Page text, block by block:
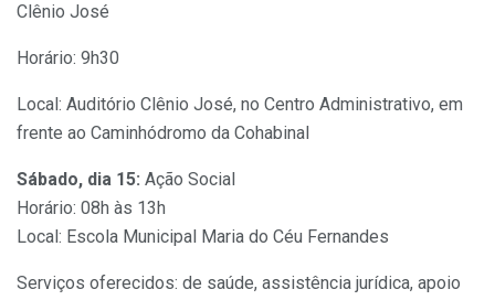
Clênio José
Horário: 9h30
Local: Auditório Clênio José, no Centro Administrativo, em
frente ao Caminhódromo da Cohabinal
Sábado, dia 15: Ação Social
Horário: 08h às 13h
Local: Escola Municipal Maria do Céu Fernandes
Serviços oferecidos: de saúde, assistência jurídica, apoio